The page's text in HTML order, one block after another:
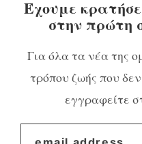
Έχουμε
στην πρώτη
Για όλα τα νέα της
τρόπου ζωής που
εγγραφείτε